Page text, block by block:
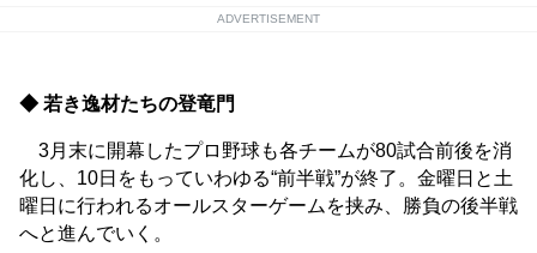
ADVERTISEMENT
◆ 若き逸材たちの登竜門
3月末に開幕したプロ野球も各チームが80試合前後を消
化し、10日をもっていわゆる“前半戦”が終了。金曜日と土
曜日に行われるオールスターゲームを挟み、勝負の後半戦
へと進んでいく。